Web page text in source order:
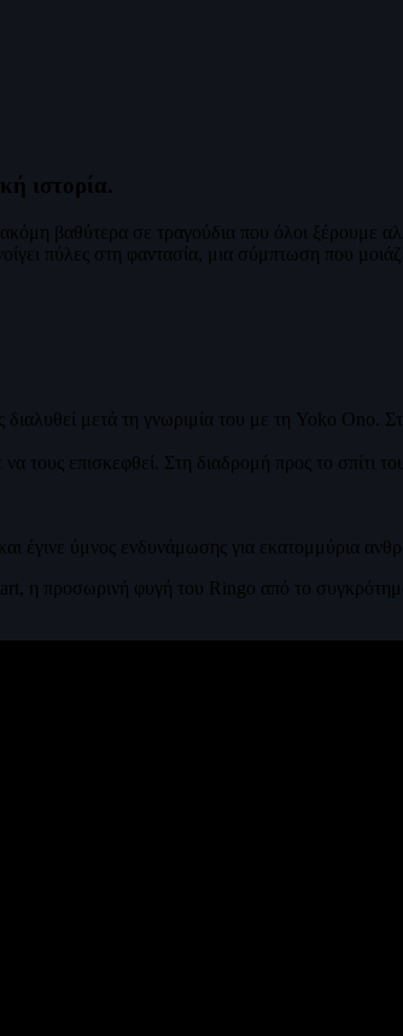
ιστορία.
βαθύτερα σε τραγούδια που όλοι ξέρουμε
πύλες στη φαντασία, μια σύμπτωση που
μετά τη γνωριμία του με τη Yoko Ono.
επισκεφθεί. Στη διαδρομή προς το σπίτι
έγινε ύμνος ενδυνάμωσης για εκατομμύρια
η προσωρινή φυγή του Ringo από το